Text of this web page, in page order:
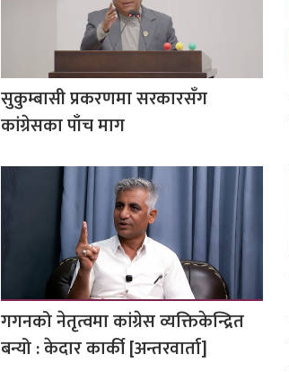
सुकुम्बासी प्रकरणमा सरकारसँग
कांग्रेसका पाँच माग
गगनको नेतृत्वमा कांग्रेस व्यक्तिकेन्द्रित
बन्यो : केदार कार्की [अन्तरवार्ता]